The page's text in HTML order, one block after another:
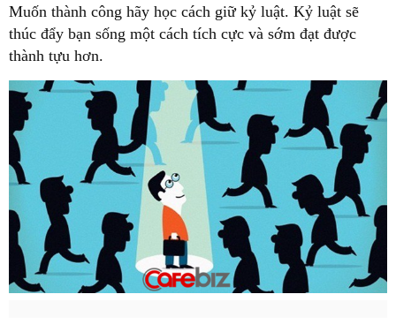
Muốn thành công hãy học cách giữ kỷ luật. Kỷ luật sẽ
thúc đẩy bạn sống một cách tích cực và sớm đạt được
thành tựu hơn.